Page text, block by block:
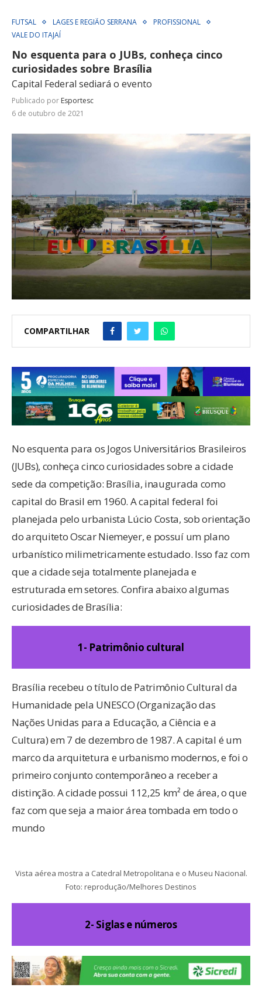
FUTSAL LAGES E REGIÃO SERRANA
PROFISSIONAL
VALE DO ITAJAÍ
No esquenta para o JUBs, conheça cinco
curiosidades sobre Brasília
Capital Federal sediará o evento
Publicado por Esportesc
6 de outubro de 2021
COMPARTILHAR
No esquenta para os Jogos Universitários Brasileiros
(JUBs), conheça cinco curiosidades sobre a cidade
sede da competição: Brasília, inaugurada como
capital do Brasil em 1960. A capital federal foi
planejada pelo urbanista Lúcio Costa, sob orientação
do arquiteto Oscar Niemeyer, e possuí um plano
urbanístico milimetricamente estudado. Isso faz com
que a cidade seja totalmente planejada e
estruturada em setores. Confira abaixo algumas
curiosidades de Brasília:
1- Patrimônio cultural
Brasília recebeu o título de Patrimônio Cultural da
Humanidade pela UNESCO (Organização das
Nações Unidas para a Educação, a Ciência e a
Cultura) em 7 de dezembro de 1987. A capital é um
marco da arquitetura e urbanismo modernos, e foi o
primeiro conjunto contemporâneo a receber a
distinção. A cidade possui 112,25 km² de área, o que
faz com que seja a maior área tombada em todo o
mundo
Vista aérea mostra a Catedral Metropolitana e o Museu Nacional.
Foto: reprodução/Melhores Destinos
2- Siglas e números